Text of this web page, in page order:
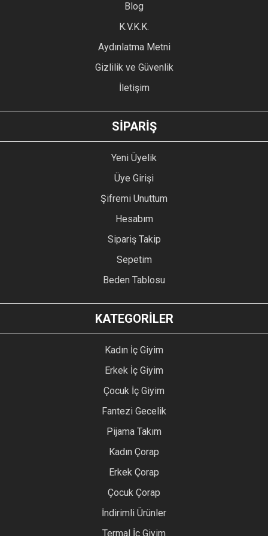
Ürün bilgilerinde hatalar bulunuyor.
Ürün fiyatı diğer sitelerden daha pahalı.
GÖNDER
Blog
K.V.K.K.
Aydınlatma Metni
Gizlilik ve Güvenlik
İletişim
SİPARİŞ
Yeni Üyelik
Üye Girişi
Şifremi Unuttum
Hesabım
Sipariş Takip
Sepetim
Beden Tablosu
KATEGORİLER
Kadın İç Giyim
Erkek İç Giyim
Çocuk İç Giyim
Fantezi Gecelik
Pijama Takım
Kadın Çorap
Erkek Çorap
Çocuk Çorap
İndirimli Ürünler
Termal İç Giyim